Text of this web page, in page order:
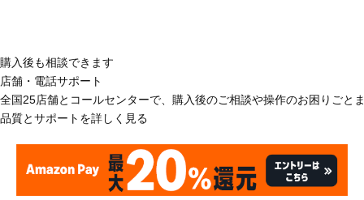
購入後も相談できます
店舗・電話サポート
全国25店舗とコールセンターで、購入後のご相談や操作のお困りごと
品質とサポートを詳しく見る